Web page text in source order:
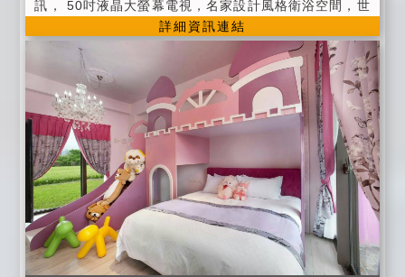
訊， 50吋液晶大螢幕電視，名家設計風格衛浴空間，世
界級獨立筒床墊 ※希臘四人套房&美式四人套房含專屬
獨立景觀陽台 ※饅頭人四人套房富含趣味風格 ※三歲以
下加人不加價，國小生加人不加床，酌收150元清潔服
務費 ※以上房價不含早餐，但提供代訂早餐服務唷，酌
收服務費 ※另設下午茶景觀用餐區可提供免費使用 ※月
租特惠價格為日租總額四折 ※短租特惠價格為日租總額
五折 (短租為5~7天) 3.4.5.6月份包層.包棟優惠中
詳細資訊連結